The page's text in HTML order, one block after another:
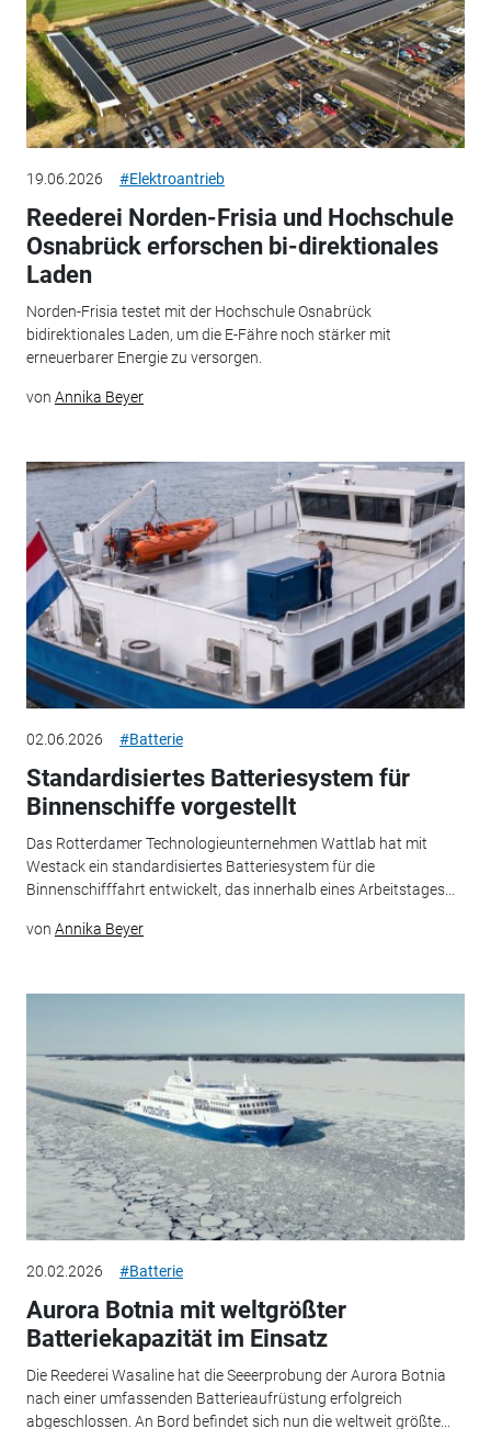
19.06.2026 #Elektroantrieb
Reederei Norden-Frisia und Hochschule
Osnabrück erforschen bi-direktionales
Laden
Norden-Frisia testet mit der Hochschule Osnabrück
bidirektionales Laden, um die E-Fähre noch stärker mit
erneuerbarer Energie zu versorgen.
von Annika Beyer
02.06.2026 #Batterie
Standardisiertes Batteriesystem für
Binnenschiffe vorgestellt
Das Rotterdamer Technologieunternehmen Wattlab hat mit
Westack ein standardisiertes Batteriesystem für die
Binnenschifffahrt entwickelt, das innerhalb eines Arbeitstages...
von Annika Beyer
20.02.2026 #Batterie
Aurora Botnia mit weltgrößter
Batteriekapazität im Einsatz
Die Reederei Wasaline hat die Seeerprobung der Aurora Botnia
nach einer umfassenden Batterieaufrüstung erfolgreich
abgeschlossen. An Bord befindet sich nun die weltweit größte...